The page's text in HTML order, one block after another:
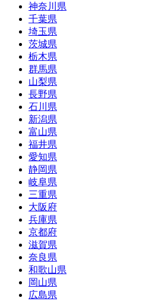
神奈川県
千葉県
埼玉県
茨城県
栃木県
群馬県
山梨県
長野県
石川県
新潟県
富山県
福井県
愛知県
静岡県
岐阜県
三重県
大阪府
兵庫県
京都府
滋賀県
奈良県
和歌山県
岡山県
広島県